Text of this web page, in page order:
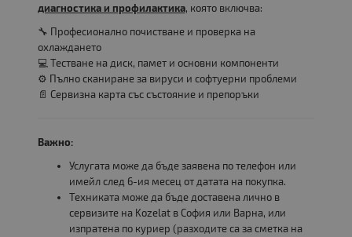
диагностика и профилактика, която включва:
🔧 Професионално почистване и проверка на
охлаждането
💻 Тестване на диск, памет и основни компоненти
⚙️ Пълно сканиране за вируси и софтуерни проблеми
📄 Сервизна карта със състояние и препоръки
Важно:
Услугата може да бъде заявена по телефон или
имейл след 6-ия месец от датата на покупка.
Техниката може да бъде доставена лично в
сервизите на Kozelat в София или Варна, или
изпратена по куриер (разходите са за сметка на